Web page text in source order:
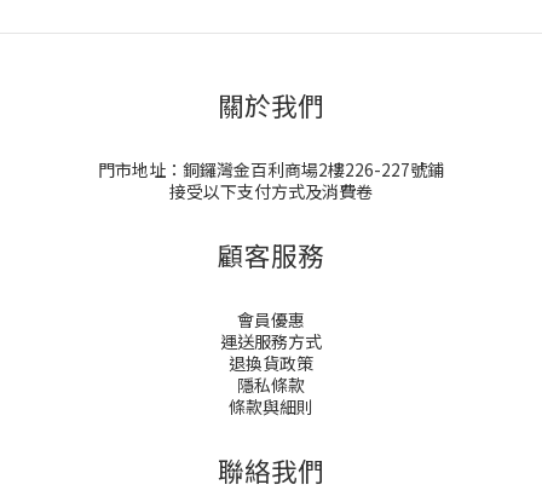
關於我們
門市地址：銅鑼灣金百利商場2樓226-227號鋪
接受以下支付方式及消費卷
顧客服務
會員優惠
運送服務方式
退換貨政策
隱私條款
條款與細則
聯絡我們